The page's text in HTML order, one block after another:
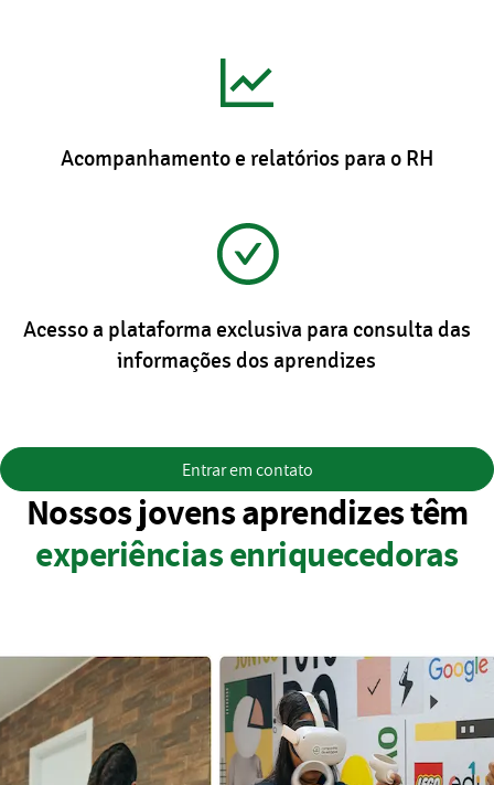
Acompanhamento e relatórios para o RH
Acesso a plataforma exclusiva para consulta das
informações dos aprendizes
Entrar em contato
Nossos jovens aprendizes têm
experiências enriquecedoras